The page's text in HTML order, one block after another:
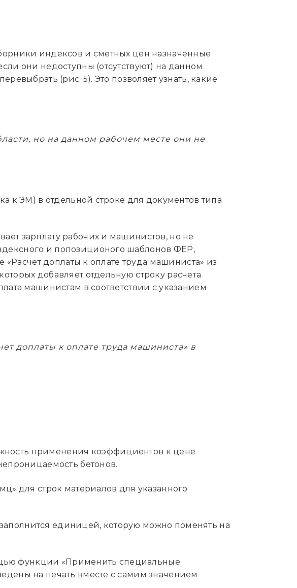
индексов и сметных цен назначенные
они недоступны (отсутствуют) на данном
(рис. 5). Это позволяет узнать, какие
но на данном рабочем месте они не
к ЭМ) в отдельной строке для документов типа
зарплату рабочих и машинистов, но не
и попозиционого шаблонов ФЕР,
«Расчет доплаты к оплате труда машиниста» из
добавляет отдельную строку расчета
машинистам в соответствии с указанием
доплаты к оплате труда машиниста» в
применения коэффициентов к цене
бетонов.
для строк материалов для указанного
единицей, которую можно поменять на
функции «Применить специальные
на печать вместе с самим значением